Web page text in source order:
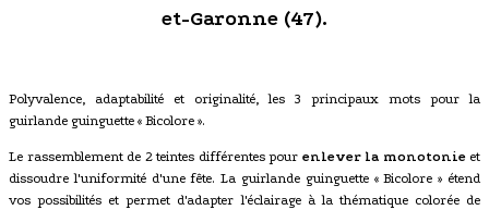
et-Garonne (47).
Polyvalence, adaptabilité et originalité, les 3 principaux mots pour la
guirlande guinguette « Bicolore ».
Le rassemblement de 2 teintes différentes pour enlever la monotonieet
dissoudre l'uniformité d'une fête. La guirlande guinguette « Bicolore » étend
vos possibilités et permet d'adapter l'éclairage à la thématique colorée de